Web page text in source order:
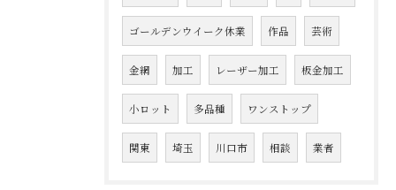
ゴールデンウイーク休業 作品 芸術
金網 加工 レーザー加工 板金加工
小ロット 多品種 ワンストップ
関東 埼玉 川口市 相談 業者